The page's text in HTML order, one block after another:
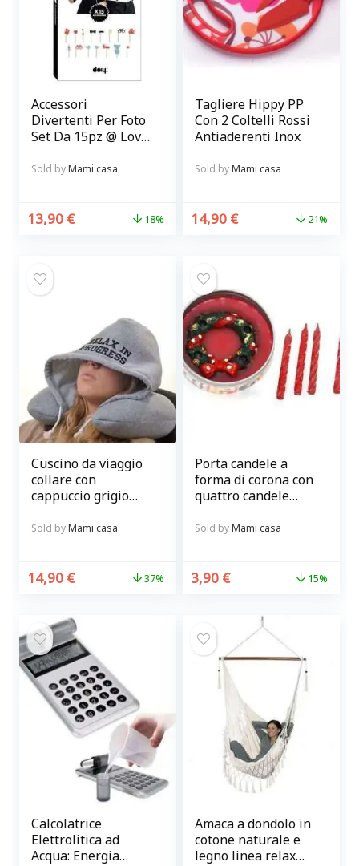
Accessori
Divertenti Per Foto
Set Da 15pz @ Love
Sold byMami casa
13,90 € 18%
Tagliere Hippy PP
Con 2 Coltelli Rossi
Antiaderenti Inox
Sold byMami casa
14,90 € 21%
Cuscino da viaggio
collare con
cappuccio grigio
Sold byMami casa
14,90 € 37%
Porta candele a
forma di corona con
quattro candele
Sold byMami casa
3,90 € 15%
Calcolatrice
Elettrolitica ad
Acqua: Energia
Amaca a dondolo in
cotone naturale e
legno linea relax